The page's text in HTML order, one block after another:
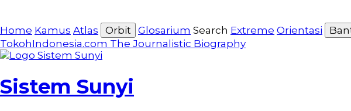
Home Kamus Atlas Orbit Glosarium Search Extreme Orientasi
TokohIndonesia.com The Journalistic Biography
Sistem Sunyi